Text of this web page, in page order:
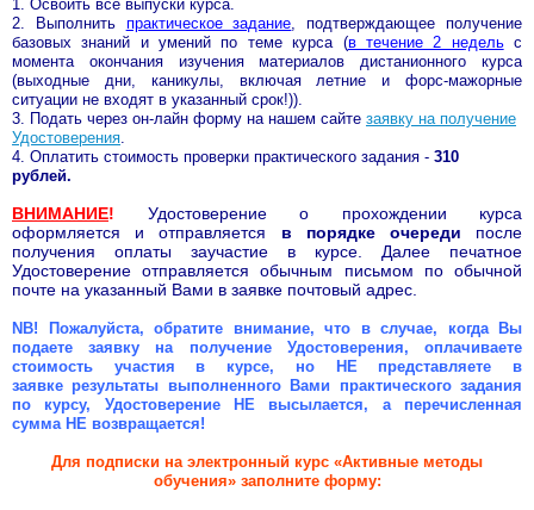
1. Освоить все выпуски курса.
2. Выполнить практическое задание, подтверждающее получение
базовых знаний и умений по теме курса (в течение 2 недель с
момента окончания изучения материалов дистанионного курса
(выходные дни, каникулы, включая летние и форс-мажорные
ситуации не входят в указанный срок!)).
3. Подать через он-лайн форму на нашем сайте заявку на получение
Удостоверения.
4. Оплатить стоимость проверки практического задания - 310
рублей.
ВНИМАНИЕ! Удостоверение о прохождении курса
оформляется и отправляется в порядке очереди после
получения оплаты заучастие в курсе. Далее печатное
Удостоверение отправляется обычным письмом по обычной
почте на указанный Вами в заявке почтовый адрес.
NB! Пожалуйста, обратите внимание, что в случае, когда Вы
подаете заявку на получение Удостоверения, оплачиваете
стоимость участия в курсе, но НЕ представляете в
заявке результаты выполненного Вами практического задания
по курсу, Удостоверение НЕ высылается, а перечисленная
сумма НЕ возвращается!
Для подписки на электронный курс «Активные методы
обучения» заполните форму: